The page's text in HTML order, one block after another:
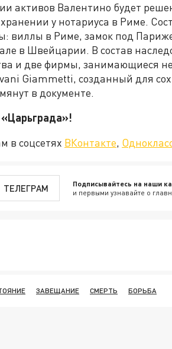
активов Валентино будет
у нотариуса в Риме.
виллы в Риме, замок под
в Швейцарии. В состав
и две фирмы, занимающиеся
Giammetti, созданный для
в документе.
«Царьграда»!
в соцсетях ВКонтакте,
ТЕЛЕГРАМ Подписывайтесь на наши
и первыми узнавайте о
ЗАВЕЩАНИЕ СМЕРТЬ БОРЬБА